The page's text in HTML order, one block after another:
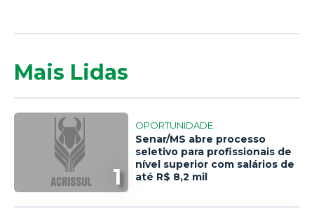
Mais Lidas
1
OPORTUNIDADE
Senar/MS abre processo
seletivo para profissionais de
nível superior com salários de
até R$ 8,2 mil